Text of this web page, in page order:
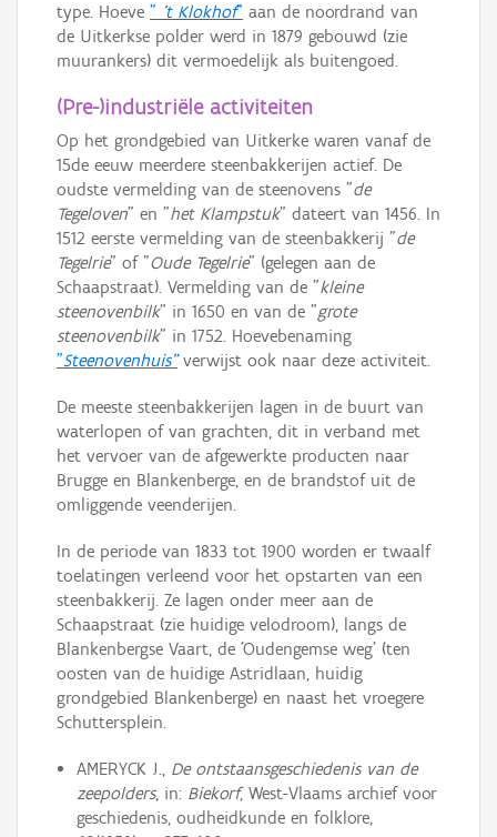
type. Hoeve " 't Klokhof" aan de noordrand van
de Uitkerkse polder werd in 1879 gebouwd (zie
muurankers) dit vermoedelijk als buitengoed.
(Pre-)industriële activiteiten
Op het grondgebied van Uitkerke waren vanaf de
15de eeuw meerdere steenbakkerijen actief. De
oudste vermelding van de steenovens "de
Tegeloven" en "het Klampstuk" dateert van 1456. In
1512 eerste vermelding van de steenbakkerij "de
Tegelrie" of "Oude Tegelrie" (gelegen aan de
Schaapstraat). Vermelding van de "kleine
steenovenbilk" in 1650 en van de "grote
steenovenbilk" in 1752. Hoevebenaming
"Steenovenhuis"verwijst ook naar deze activiteit.
De meeste steenbakkerijen lagen in de buurt van
waterlopen of van grachten, dit in verband met
het vervoer van de afgewerkte producten naar
Brugge en Blankenberge, en de brandstof uit de
omliggende veenderijen.
In de periode van 1833 tot 1900 worden er twaalf
toelatingen verleend voor het opstarten van een
steenbakkerij. Ze lagen onder meer aan de
Schaapstraat (zie huidige velodroom), langs de
Blankenbergse Vaart, de 'Oudengemse weg' (ten
oosten van de huidige Astridlaan, huidig
grondgebied Blankenberge) en naast het vroegere
Schuttersplein.
AMERYCK J., De ontstaansgeschiedenis van de
zeepolders, in: Biekorf, West-Vlaams archief voor
geschiedenis, oudheidkunde en folklore,